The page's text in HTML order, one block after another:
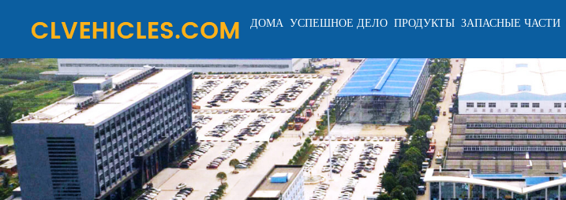
ДОМА УСПЕШНОЕ ДЕЛО ПРОДУКТЫ ЗАПАСНЫЕ ЧАСТИ